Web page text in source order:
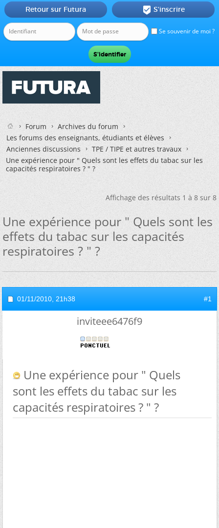
Se souvenir de moi ?
Retour sur Futura  S'inscrire
Forum
Archives du forum
Les forums des enseignants, étudiants et élèves
Anciennes discussions
TPE / TIPE et autres travaux
Une expérience pour " Quels sont les effets du tabac sur les
capacités respiratoires ? " ?
Affichage des résultats 1 à 8 sur 8
Une expérience pour " Quels sont les
effets du tabac sur les capacités
respiratoires ? " ?
01/11/2010, 21h38 #1
inviteee6476f9
Une expérience pour " Quels
sont les effets du tabac sur les
capacités respiratoires ? " ?